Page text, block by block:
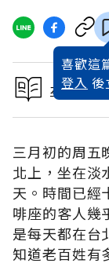
喜歡這
登入 後
本文出自
三月初的周五
北上，坐在淡
天。時間已經
啡座的客人幾
是每天都在台
知道老百姓有